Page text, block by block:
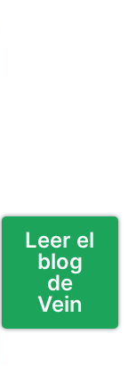
Leer el
blog
de
Vein